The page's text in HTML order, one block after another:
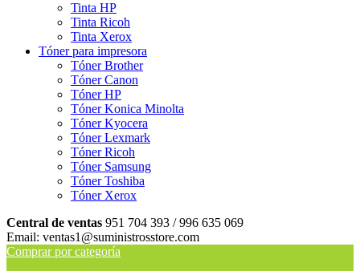
Tinta HP
Tinta Ricoh
Tinta Xerox
Tóner para impresora
Tóner Brother
Tóner Canon
Tóner HP
Tóner Konica Minolta
Tóner Kyocera
Tóner Lexmark
Tóner Ricoh
Tóner Samsung
Tóner Toshiba
Tóner Xerox
Central de ventas 951 704 393 / 996 635 069
Email: ventas1@suministrosstore.com
Comprar por categoría